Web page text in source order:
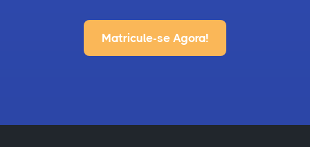
Matricule-se Agora!